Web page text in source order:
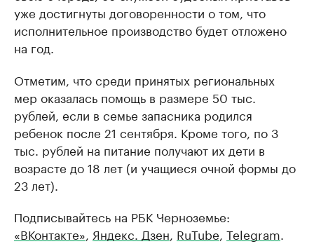
уже достигнуты договоренности о том, что
исполнительное производство будет отложено
на год.
Отметим, что среди принятых региональных
мер оказалась помощь в размере 50 тыс.
рублей, если в семье запасника родился
ребенок после 21 сентября. Кроме того, по 3
тыс. рублей на питание получают их дети в
возрасте до 18 лет (и учащиеся очной формы до
23 лет).
Подписывайтесь на РБК Черноземье:
«ВКонтакте», Яндекс. Дзен, RuTube, Telegram.